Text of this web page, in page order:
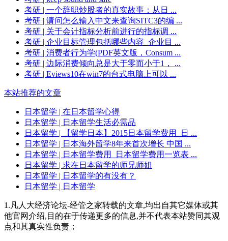
考研 | 一个辞职炒股者的真实故事：从日 ...
考研 | 请问怎么输入中文来查询SITC3的编 ...
考研 | 关于会计指标分析前进行的指标调 ...
考研 | 企业目标管理包括哪些内容_企业目 ...
考研 | 消费者行为学(PDF英文版，Consum ...
考研 | 边际消费倾向总是大于零而小于1， ...
考研 | Eviews10在win7的台式电脑上可以 ...
本站推荐的文章
日本留学 | 在日本留学心得
日本留学 | 日本留学生活必需品
日本留学 | 【留学日本】2015日本留学费用_日 ...
日本留学 | 日本海外留学8年来首次增长 中国 ...
日本留学 | 日本留学费用_日本留学费用一览表 ...
日本留学 | 求在日本留学的师兄师姐
日本留学 | 日本留学的有没有？
日本留学 | 日本留学
1.凡人大经济论坛-经管之家转载的文章,均出自其它媒体或其
他官网介绍,目的在于传递更多的信息,并不代表本站赞同其观
点和其真实性负责；